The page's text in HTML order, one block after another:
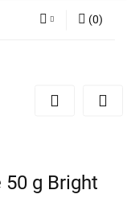
zgłoszenie
(0)
50 g Bright